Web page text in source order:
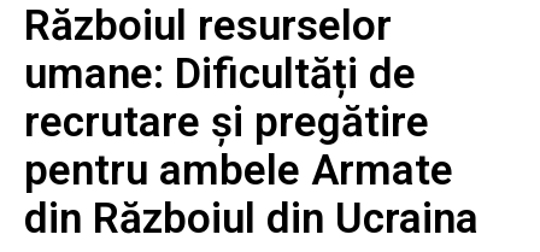
Războiul resurselor
umane: Dificultăți de
recrutare și pregătire
pentru ambele Armate
din Războiul din Ucraina